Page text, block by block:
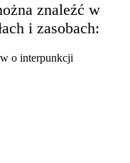
znaleźć w
i zasobach: